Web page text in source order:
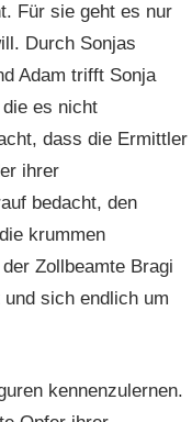
Für sie geht es nur
Durch Sonjas
Adam trifft Sonja
es nicht
dass die Ermittler
ihrer
bedacht, den
krummen
Zollbeamte Bragi
sich endlich um
kennenzulernen.